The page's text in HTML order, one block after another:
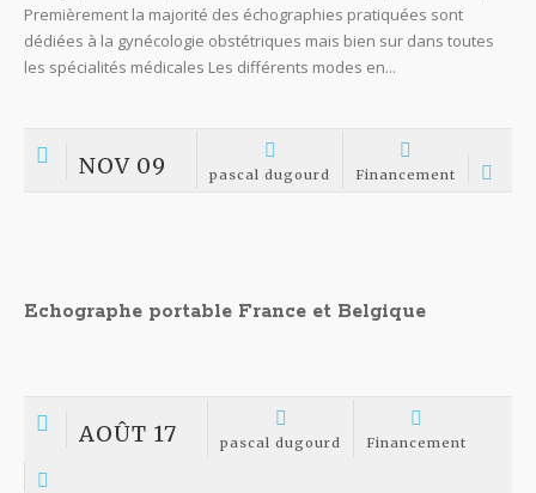
Premièrement la majorité des échographies pratiquées sont
dédiées à la gynécologie obstétriques mais bien sur dans toutes
les spécialités médicales Les différents modes en...
NOV 09 pascal dugourd Financement
Echographe portable France et Belgique
AOÛT 17 pascal dugourd Financement